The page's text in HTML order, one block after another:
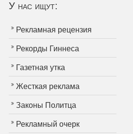
У нас ищут:
Рекламная рецензия
Рекорды Гиннеса
Газетная утка
Жесткая реклама
Законы Политца
Рекламный очерк